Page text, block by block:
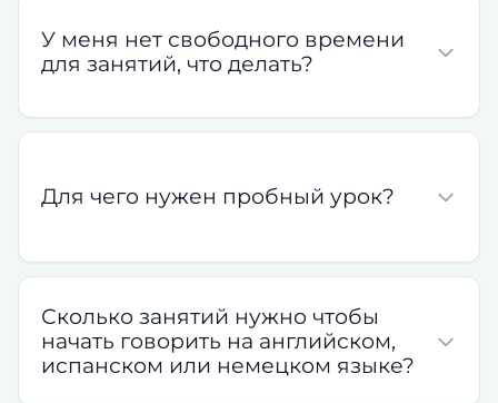
У меня нет свободного времени
для занятий, что делать?
Для чего нужен пробный урок?
Сколько занятий нужно чтобы
начать говорить на английском,
испанском или немецком языке?